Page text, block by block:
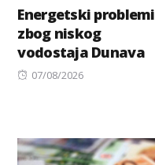
Energetski problemi
zbog niskog
vodostaja Dunava
Posted
07/08/2026